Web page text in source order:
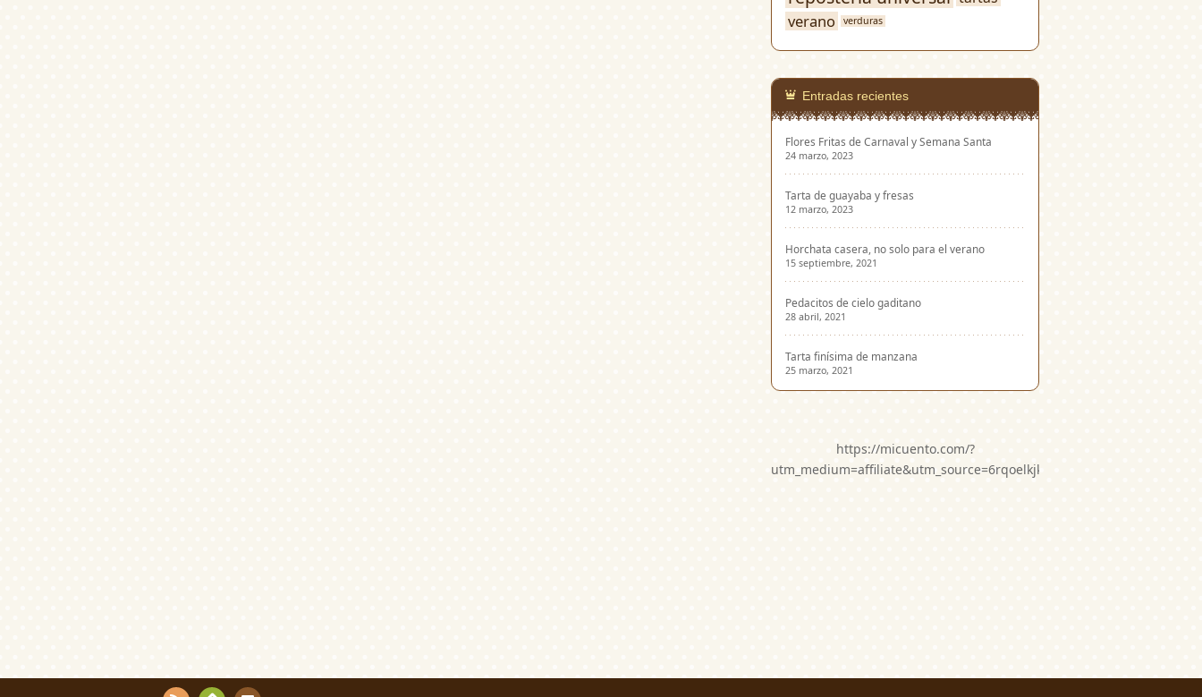
verano verduras
Entradas recientes
Flores Fritas de Carnaval y Semana Santa
24 marzo, 2023
Tarta de guayaba y fresas
12 marzo, 2023
Horchata casera, no solo para el verano
15 septiembre, 2021
Pedacitos de cielo gaditano
28 abril, 2021
Tarta finísima de manzana
25 marzo, 2021
https://micuento.com/?
utm_medium=affiliate&utm_source=6rqoelkjkwg